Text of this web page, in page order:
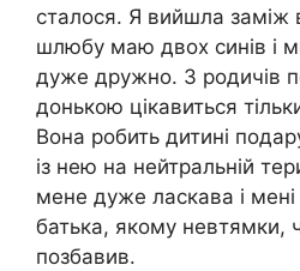
сталося. Я вийшла заміж
шлюбу маю двох синів і
дуже дружно. З родичів
донькою цікавиться
Вона робить дитині
із нею на нейтральній
мене дуже ласкава і
батька, якому невтямки,
позбавив.